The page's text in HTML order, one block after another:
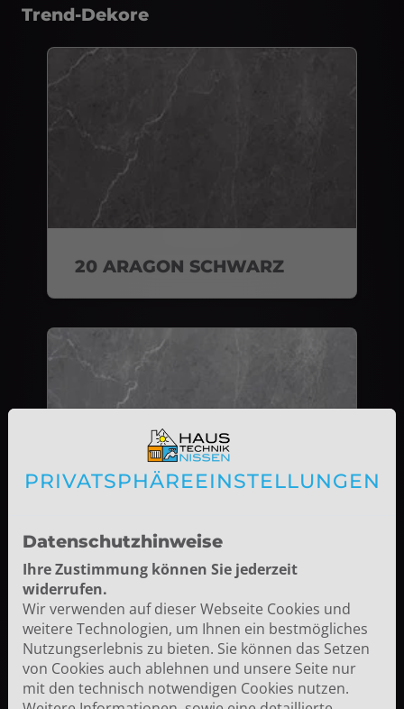
Trend-Dekore
20 ARAGON SCHWARZ
21 ARAGON ANTHRAZIT
PRIVATSPHÄRE­EINSTELLUNGEN
Datenschutzhinweise
Ihre Zustimmung können Sie jederzeit
widerrufen.
Wir verwenden auf dieser Webseite Cookies und
weitere Technologien, um Ihnen ein bestmögliches
Nutzungserlebnis zu bieten. Sie können das Setzen
von Cookies auch ablehnen und unsere Seite nur
mit den technisch notwendigen Cookies nutzen.